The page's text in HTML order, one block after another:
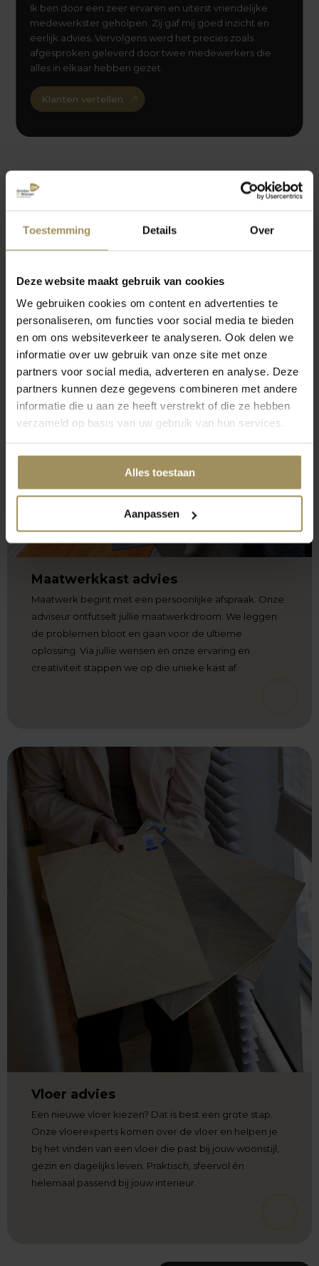
Toestemming Details Over
Deze website maakt gebruik van cookies
We gebruiken cookies om content en advertenties te
personaliseren, om functies voor social media te bieden
en om ons websiteverkeer te analyseren. Ook delen we
informatie over uw gebruik van onze site met onze
partners voor social media, adverteren en analyse. Deze
partners kunnen deze gegevens combineren met andere
informatie die u aan ze heeft verstrekt of die ze hebben
verzameld op basis van uw gebruik van hun services.
Alles toestaan
Aanpassen
Ik ben door een zeer ervaren en uiterst vriendelijke
medewerkster geholpen. Zij gaf mij goed inzicht en
eerlijk advies. Vervolgens werd het precies zoals
afgesproken geleverd door twee medewerkers die
alles in elkaar hebben gezet.
Klanten vertellen
Ook interessant?
Maatwerkkast advies
Maatwerk begint met een persoonlijke afspraak. Onze
adviseur ontfutselt jullie maatwerkdroom. We leggen
de problemen bloot en gaan voor de ultieme
oplossing. Via jullie wensen en onze ervaring en
creativiteit stappen we op die unieke kast af.
Vloer advies
Een nieuwe vloer kiezen? Dat is best een grote stap.
Onze vloerexperts komen over de vloer en helpen je
bij het vinden van een vloer die past bij jouw woonstijl,
gezin en dagelijks leven. Praktisch, sfeervol én
helemaal passend bij jouw interieur.